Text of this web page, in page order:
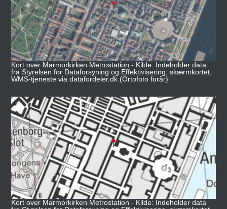
Kort over Marmorkirken Metrostation - Kilde: Indeholder data
fra Styrelsen for Dataforsyning og Effektivisering, skærmkortet,
WMS-tjeneste via datafordeler.dk (Ortofoto forår)
Kort over Marmorkirken Metrostation - Kilde: Indeholder data